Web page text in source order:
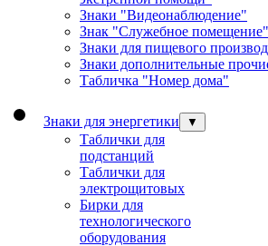
Знаки "Видеонаблюдение"
Знак "Служебное помещение"
Знаки для пищевого
Знаки дополнительные
Табличка "Номер дома"
Знаки для энергетики ▼
Таблички для
подстанций
Таблички для
электрощитовых
Бирки для
технологического
оборудования